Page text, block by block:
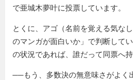
で亜城木夢叶に投票しています。
とくに、アゴ（名前を覚える気な
のマンガが面白いか」で判断して
の状況であれば、誰だって同票へ
──もう、多数決の無意味さがよく